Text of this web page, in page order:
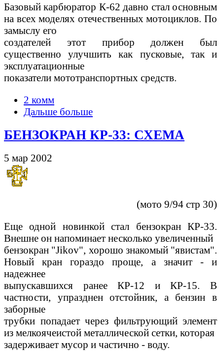
Базовый карбюратор К-62 давно стал основным
на всех моделях отечественных мотоциклов. По
замыслу его
создателей этот прибор должен был
существенно улучшить как пусковые, так и
эксплуатационные
показатели мототранспортных средств.
2 комм
Дальше больше
БЕНЗОКРАН КР-33: СХЕМА
5 мар 2002
(мото 9/94 стр 30)
Еще одной новинкой стал бензокран КР-33.
Внешне он напоминает несколько увеличенный
бензокран "Jikov", хорошо знакомый "явистам".
Новый кран гораздо проще, а значит - и
надежнее
выпускавшихся ранее КР-12 и КР-15. В
частности, упразднен отстойник, а бензин в
заборные
трубки попадает через фильтрующий элемент
из мелкоячеистой металлической сетки, которая
задерживает мусор и частично - воду.